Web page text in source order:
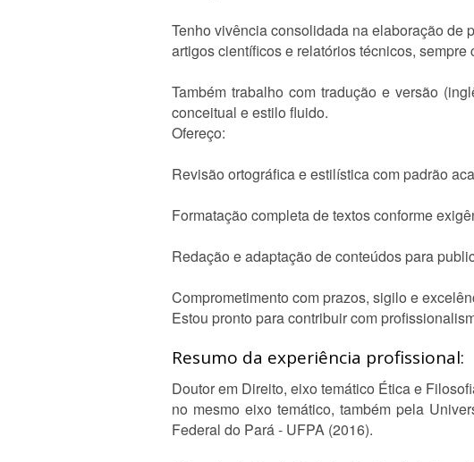
Tenho vivência consolidada na elaboração de
artigos científicos e relatórios técnicos,
Também trabalho com tradução e versão
conceitual e estilo fluido.
Ofereço:
Revisão ortográfica e estilística com padrão
Formatação completa de textos conforme
Redação e adaptação de conteúdos para
Comprometimento com prazos, sigilo e
Estou pronto para contribuir com
Resumo da experiência profissional:
Doutor em Direito, eixo temático Ética e
no mesmo eixo temático, também pela
Federal do Pará - UFPA (2016).